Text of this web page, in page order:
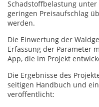
Schadstoffbelastung
geringen Preisaufschlag
werden.
Die Einwertung der
Erfassung der Parameter
App, die im Projekt
Die Ergebnisse des
seitigen Handbuch und
veröffentlicht: